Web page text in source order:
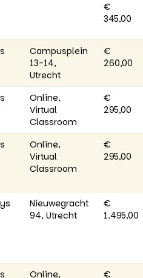
€
345,00
Campusplein
13-14,
Utrecht
€
260,00
Online,
Virtual
Classroom
€
295,00
Online,
Virtual
Classroom
€
295,00
Nieuwegracht
94, Utrecht
€
1.495,00
Online,
€